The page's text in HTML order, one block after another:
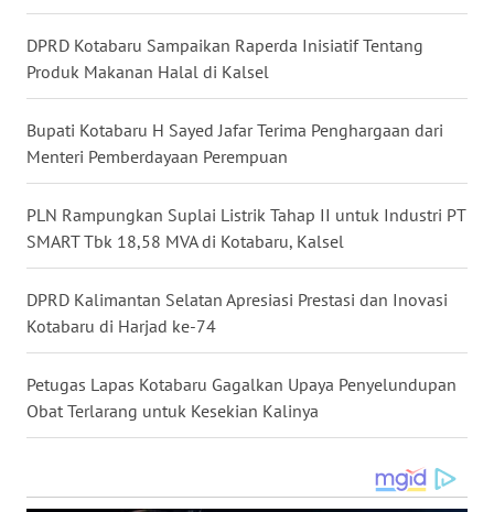
DPRD Kotabaru Sampaikan Raperda Inisiatif Tentang
Produk Makanan Halal di Kalsel
Bupati Kotabaru H Sayed Jafar Terima Penghargaan dari
Menteri Pemberdayaan Perempuan
PLN Rampungkan Suplai Listrik Tahap II untuk Industri PT
SMART Tbk 18,58 MVA di Kotabaru, Kalsel
DPRD Kalimantan Selatan Apresiasi Prestasi dan Inovasi
Kotabaru di Harjad ke-74
Petugas Lapas Kotabaru Gagalkan Upaya Penyelundupan
Obat Terlarang untuk Kesekian Kalinya
WN
GORONTALO
WN
SULUT
WN
MALUKU
WN
MALUT
DAIRI